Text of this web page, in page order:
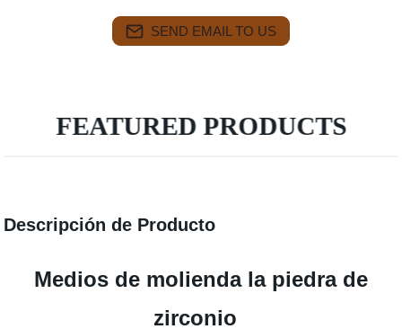
SEND EMAIL TO US
FEATURED PRODUCTS
Descripción de Producto
Medios de molienda la piedra de
zirconio